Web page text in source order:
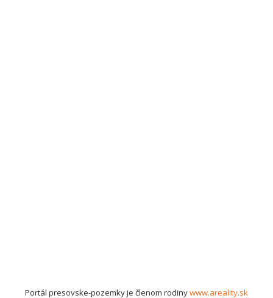
Portál presovske-pozemky je členom rodinywww.areality.sk